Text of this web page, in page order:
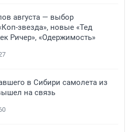
августа — выбор
звезда», новые «Тед
Ричер», «Одержимость»
в Сибири самолета из
на связь